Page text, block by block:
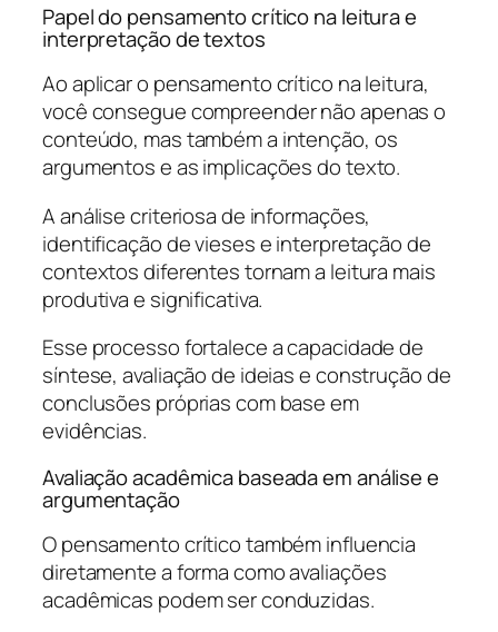
Papel do pensamento crítico na leitura e
interpretação de textos
Ao aplicar o pensamento crítico na leitura,
você consegue compreender não apenas o
conteúdo, mas também a intenção, os
argumentos e as implicações do texto.
A análise criteriosa de informações,
identificação de vieses e interpretação de
contextos diferentes tornam a leitura mais
produtiva e significativa.
Esse processo fortalece a capacidade de
síntese, avaliação de ideias e construção de
conclusões próprias com base em
evidências.
Avaliação acadêmica baseada em análise e
argumentação
O pensamento crítico também influencia
diretamente a forma como avaliações
acadêmicas podem ser conduzidas.